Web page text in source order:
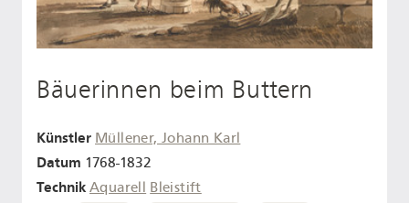
Bäuerinnen beim Buttern
Künstler Müllener, Johann Karl
Datum 1768-1832
Technik Aquarell Bleistift